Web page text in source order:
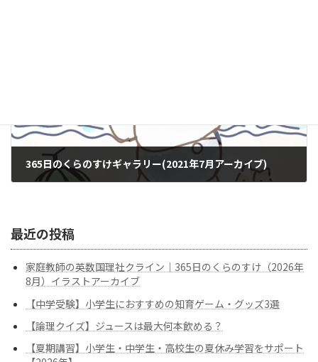
365日のくらのすけギャラリー(2021年7月アーカイブ)
最近の投稿
家庭教師の英数国理社クライン｜365日のくらのすけ（2026年
8月）イラストアーカイブ
【中学受験】小学生におすすめの知育ゲーム・グッズ3選
【論理クイズ】ジュースは最大何本飲める？
【夏期講習】小学生・中学生・高校生の夏休み学習をサポート